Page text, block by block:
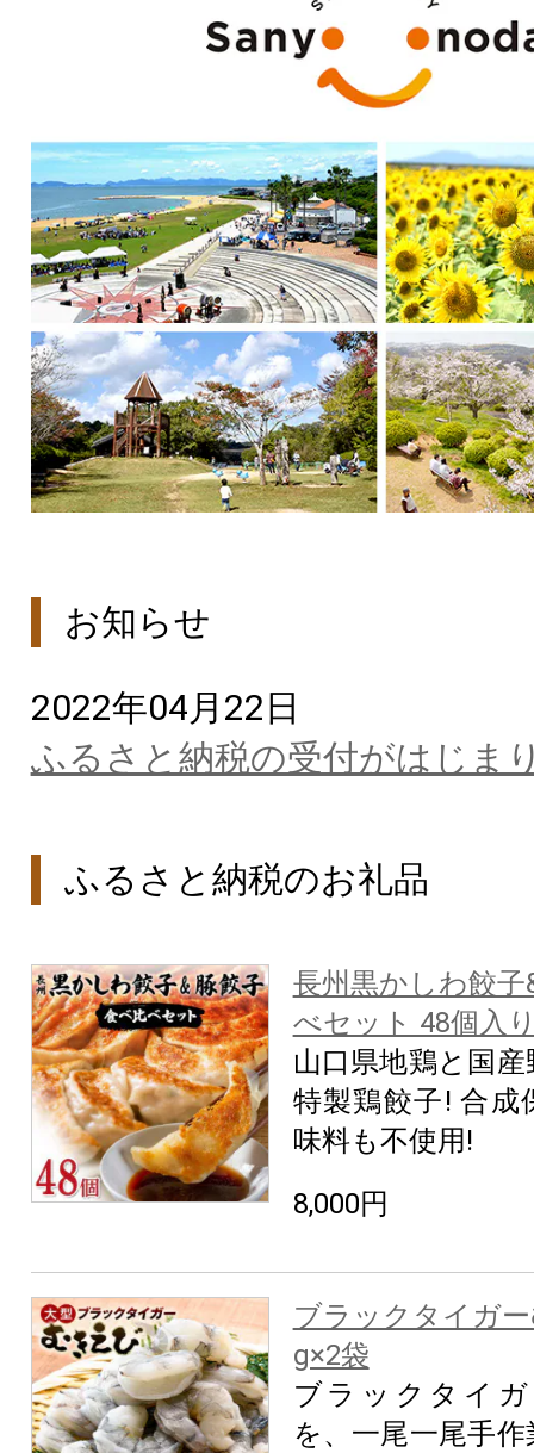
お知らせ
2022年04月22日
ふるさと納税の受付がはじま
ふるさと納税のお礼品
長州黒かしわ餃子
べセット 48個入
山口県地鶏と国
特製鶏餃子! 合成
味料も不使用!
8,000円
ブラックタイガ
g×2袋
ブラックタイ
を、一尾一尾手